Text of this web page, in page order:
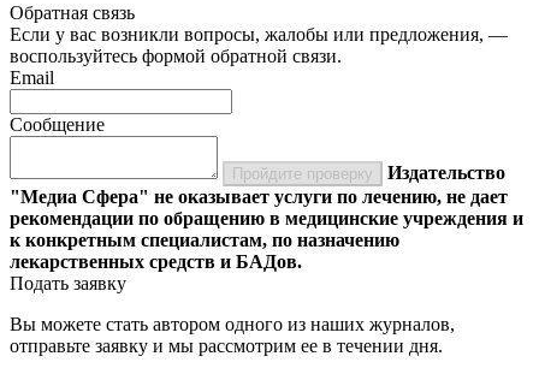
Обратная связь
Если у вас возникли вопросы, жалобы или предложения, —
воспользуйтесь формой обратной связи.
Email
Сообщение
Пройдите проверку
Издательство
"Медиа Сфера" не оказывает услуги по лечению, не дает
рекомендации по обращению в медицинские учреждения и
к конкретным специалистам, по назначению
лекарственных средств и БАДов.
Подать заявку
Вы можете стать автором одного из наших журналов,
отправьте заявку и мы рассмотрим ее в течении дня.